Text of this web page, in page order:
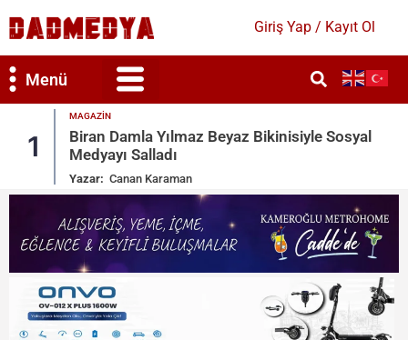
Giriş Yap / Kayıt Ol
Menü
Sosyal 2
Ronaldo Garajındaki Serveti Paylaştı:
Toys
Yazar: Canan Karaman